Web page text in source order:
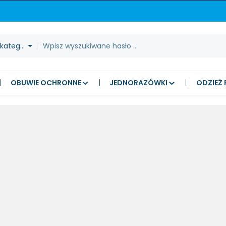
OBUWIE OCHRONNE JEDNORAZÓWKI ODZIEŻ